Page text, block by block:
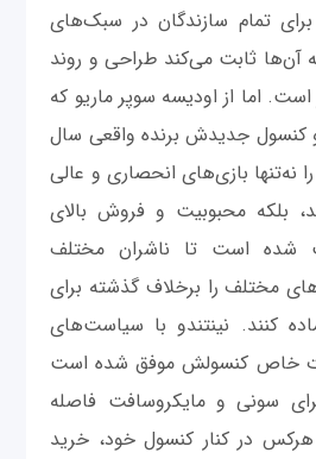
تمام سازندگان در سبک‌های
ثابت می‌کند طراحی و روند
اما از اودیسه سوپر ماریو که
و کنسول جدیدش برنده واقعی سال
نه‌تنها بازی‌های انحصاری و عالی
بلکه محبوبیت و فروش بالای
شده است تا ناشران مختلف
مختلف را برخلاف گذشته برای
کنند. نینتندو با سیاست‌های
خاص کنسولش موفق شده است
سونی و مایکروسافت فاصله
هرکس در کنار کنسول خود، خرید